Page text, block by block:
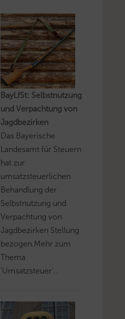
BayLfSt: Selbstnutzung
und Verpachtung von
Jagdbezirken
Das Bayerische
Landesamt für Steuern
hat zur
umsatzsteuerlichen
Behandlung der
Selbstnutzung und
Verpachtung von
Jagdbezirken Stellung
bezogen.Mehr zum
Thema
'Umsatzsteuer'...